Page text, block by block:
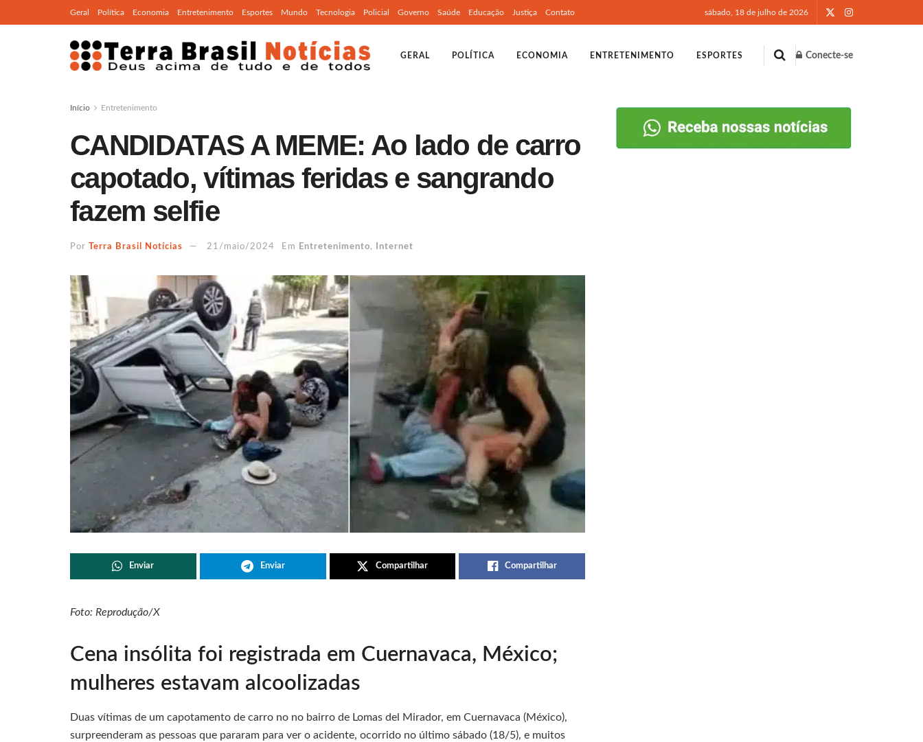
Geral Política Economia Entretenimento Esportes Mundo Tecnologia Policial Governo Saúde Educação Justiça Contato sábado, 18 de julho de 2026
GERAL POLÍTICA ECONOMIA ENTRETENIMENTO ESPORTES Conecte-se
Início Entretenimento
CANDIDATAS A MEME: Ao lado de carro
capotado, vítimas feridas e sangrando
fazem selfie
Por Terra Brasil Notícias 21/maio/2024 Em Entretenimento, Internet
Enviar Enviar Compartilhar Compartilhar
Foto: Reprodução/X
Cena insólita foi registrada em Cuernavaca, México;
mulheres estavam alcoolizadas
Duas vítimas de um capotamento de carro no no bairro de Lomas del Mirador, em Cuernavaca (México),
surpreenderam as pessoas que pararam para ver o acidente, ocorrido no último sábado (18/5), e muitos